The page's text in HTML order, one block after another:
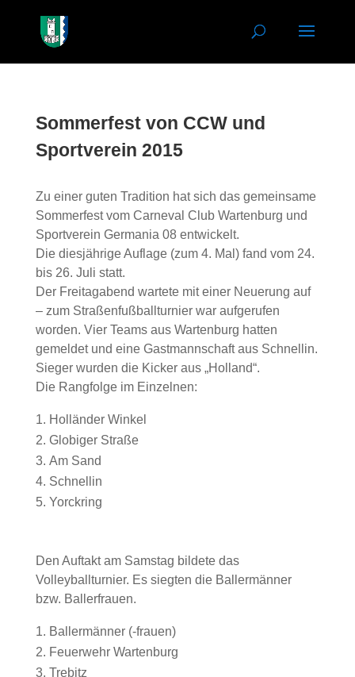
Sommerfest von CCW und
Sportverein 2015
Zu einer guten Tradition hat sich das gemeinsame
Sommerfest vom Carneval Club Wartenburg und
Sportverein Germania 08 entwickelt.
Die diesjährige Auflage (zum 4. Mal) fand vom 24.
bis 26. Juli statt.
Der Freitagabend wartete mit einer Neuerung auf
– zum Straßenfußballturnier war aufgerufen
worden. Vier Teams aus Wartenburg hatten
gemeldet und eine Gastmannschaft aus Schnellin.
Sieger wurden die Kicker aus „Holland“.
Die Rangfolge im Einzelnen:
Holländer Winkel
Globiger Straße
Am Sand
Schnellin
Yorckring
Den Auftakt am Samstag bildete das
Volleyballturnier. Es siegten die Ballermänner
bzw. Ballerfrauen.
Ballermänner (-frauen)
Feuerwehr Wartenburg
Trebitz